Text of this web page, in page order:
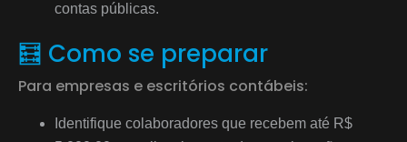
contas públicas.
🧮 Como se preparar
Para empresas e escritórios contábeis:
Identifique colaboradores que recebem até R$